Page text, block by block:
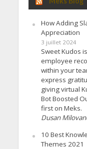
How Adding
Appreciation
3 juillet 2024
Sweet Kudos
employee
within your
express
giving virtual
Bot Boosted
first on Meks.
Dusan
10 Best
Themes 2021